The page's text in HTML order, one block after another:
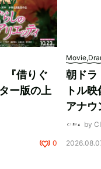
『借りぐ
ー版の上
0
朝ドラ
トル
アナウ
by